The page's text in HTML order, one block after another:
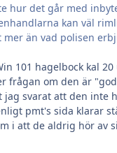
hur det går med
kan väl
mer än vad polisen
101 hagelbock kal
frågan om den är
jag svarat att den inte
pmt's sida klarar
i att de aldrig hör av